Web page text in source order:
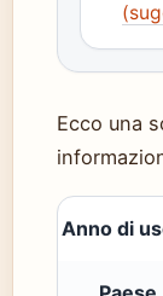
Ecco una
Anno di